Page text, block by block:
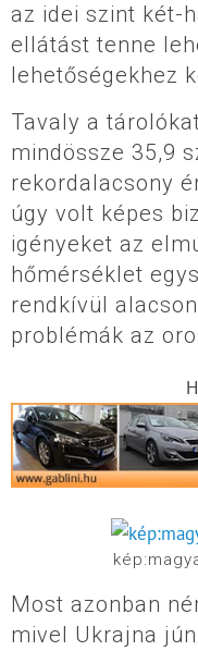
az idei szint két-
ellátást tenne
lehetőségekhez
Tavaly a
mindössze 35,9
rekordalacsony
úgy volt képes
igényeket az
hőmérséklet
rendkívül
problémák az
Most azonban
mivel Ukrajna